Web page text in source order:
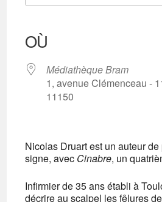
OÙ
Médiathèque Bram
1, avenue Clémenceau -
11150
Nicolas Druart est un auteur
signe, avec Cinabre, un
Infirmier de 35 ans établi à
décrire au scalpel les fêlures